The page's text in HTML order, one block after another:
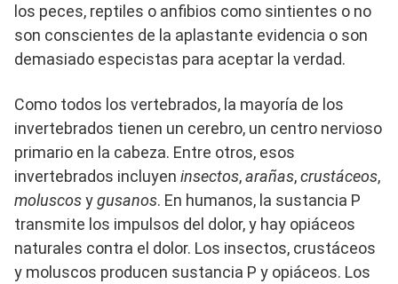
los peces, reptiles o anfibios como sintientes o no
son conscientes de la aplastante evidencia o son
demasiado especistas para aceptar la verdad.
Como todos los vertebrados, la mayoría de los
invertebrados tienen un cerebro, un centro nervioso
primario en la cabeza. Entre otros, esos
invertebrados incluyen insectos,arañas,crustáceos,
moluscosygusanos. En humanos, la sustancia P
transmite los impulsos del dolor, y hay opiáceos
naturales contra el dolor. Los insectos, crustáceos
y moluscos producen sustancia P y opiáceos. Los